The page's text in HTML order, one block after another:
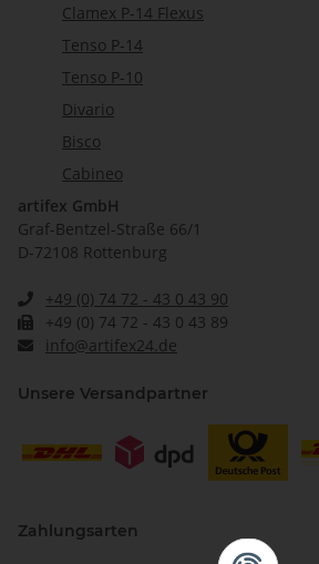
Clamex P-14 Flexus
Tenso P-14
Tenso P-10
Divario
Bisco
Cabineo
artifex GmbH
Graf-Bentzel-Straße 66/1
D-72108 Rottenburg
+49 (0) 74 72 - 43 0 43 90
+49 (0) 74 72 - 43 0 43 89
info@artifex24.de
Unsere Versandpartner
Zahlungsarten